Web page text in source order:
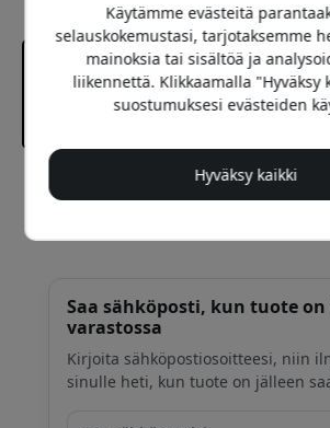
Suositeltava hinta
Saa sähköposti, kun tuote on
varastossa
Kirjoita sähköpostiosoitteesi, niin
sinulle heti, kun tuote on jälleen
Käytämme evästeitä
selauskokemustasi, tarjotaksemme
mainoksia tai sisältöä ja
liikennettä. Klikkaamalla "Hyväksy
suostumuksesi evästeiden
Hyväksy kaikki